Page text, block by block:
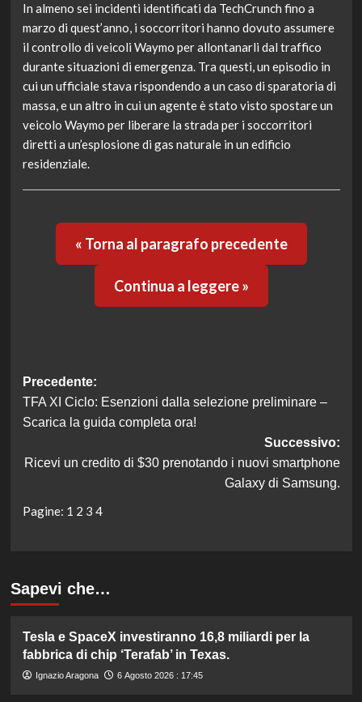
In almeno sei incidenti identificati da TechCrunch fino a
marzo di quest’anno, i soccorritori hanno dovuto assumere
il controllo di veicoli Waymo per allontanarli dal traffico
durante situazioni di emergenza. Tra questi, un episodio in
cui un ufficiale stava rispondendo a un caso di sparatoria di
massa, e un altro in cui un agente è stato visto spostare un
veicolo Waymo per liberare la strada per i soccorritori
diretti a un’esplosione di gas naturale in un edificio
residenziale.
« Torna al paragrafo precedente
Continua a leggere »
Navigazione
articolo
Precedente:
TFA XI Ciclo: Esenzioni dalla selezione preliminare –
Scarica la guida completa ora!
Successivo:
Ricevi un credito di $30 prenotando i nuovi smartphone
Galaxy di Samsung.
Pagine: 1 2 3 4
Sapevi che…
Tesla e SpaceX investiranno 16,8 miliardi per la
fabbrica di chip ‘Terafab’ in Texas.
Ignazio Aragona 6 Agosto 2026 : 17:45